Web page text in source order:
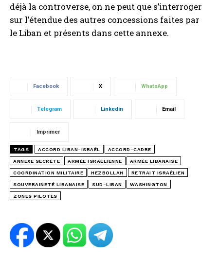
déjà la controverse, on ne peut que s’interroger
sur l’étendue des autres concessions faites par
le Liban et présents dans cette annexe.
Facebook X WhatsApp
Telegram Linkedin Email
Imprimer
TAGS ACCORD LIBAN-ISRAËL ACCORD-CADRE
ANNEXE SECRÈTE ARMÉE ISRAÉLIENNE ARMÉE LIBANAISE
COORDINATION MILITAIRE HEZBOLLAH RETRAIT ISRAÉLIEN
SOUVERAINETÉ LIBANAISE SUD-LIBAN WASHINGTON
ZONES PILOTES